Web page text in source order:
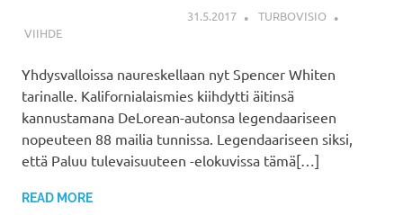
31.5.2017
TURBOVISIO
VIIHDE
Yhdysvalloissa naureskellaan nyt Spencer Whiten
tarinalle. Kalifornialaismies kiihdytti äitinsä
kannustamana DeLorean-autonsa legendaariseen
nopeuteen 88 mailia tunnissa. Legendaariseen siksi,
että Paluu tulevaisuuteen -elokuvissa tämä[…]
READ MORE